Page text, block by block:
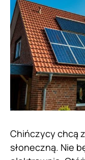
Chińczycy chcą
słoneczną. Nie